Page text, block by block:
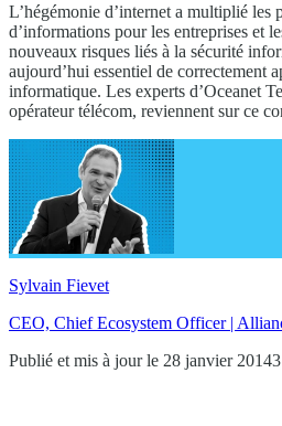
L’hégémonie d’internet a multiplié les
d’informations pour les entreprises et
nouveaux risques liés à la sécurité
aujourd’hui essentiel de correctement
informatique. Les experts d’Oceanet
opérateur télécom, reviennent sur ce
Sylvain Fievet
CEO, Chief Ecosystem Officer |
Publié et mis à jour le 28 janvier 2014